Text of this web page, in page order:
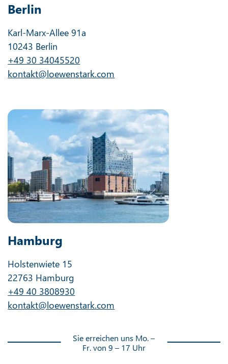
Berlin
Karl-Marx-Allee 91a
10243 Berlin
+49 30 34045520
kontakt@loewenstark.com
Hamburg
Holstenwiete 15
22763 Hamburg
+49 40 3808930
kontakt@loewenstark.com
Sie erreichen uns Mo. –
Fr. von 9 – 17 Uhr